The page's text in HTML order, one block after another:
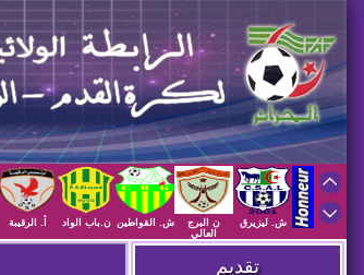
ش. ليزيرق
ن البرج
العالي
ش. القواطين ن.باب الواد أ. الرقيبة
تقديم